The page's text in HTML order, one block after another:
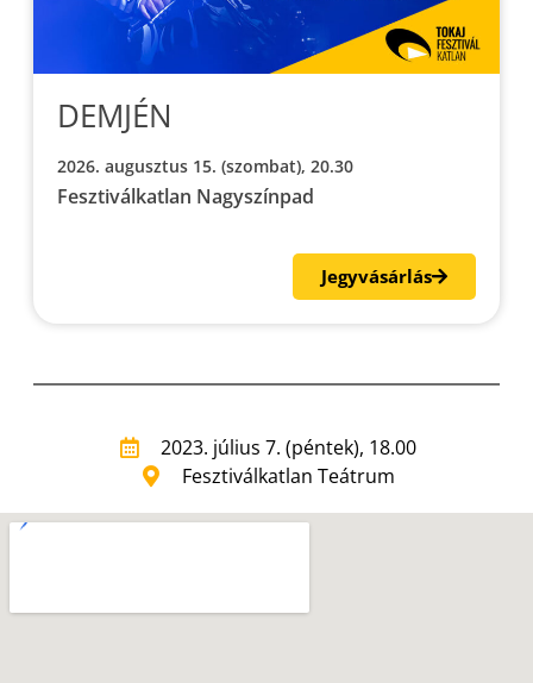
DEMJÉN
2026. augusztus 15. (szombat), 20.30
Fesztiválkatlan Nagyszínpad
Jegyvásárlás
2023. július 7. (péntek), 18.00
Fesztiválkatlan Teátrum